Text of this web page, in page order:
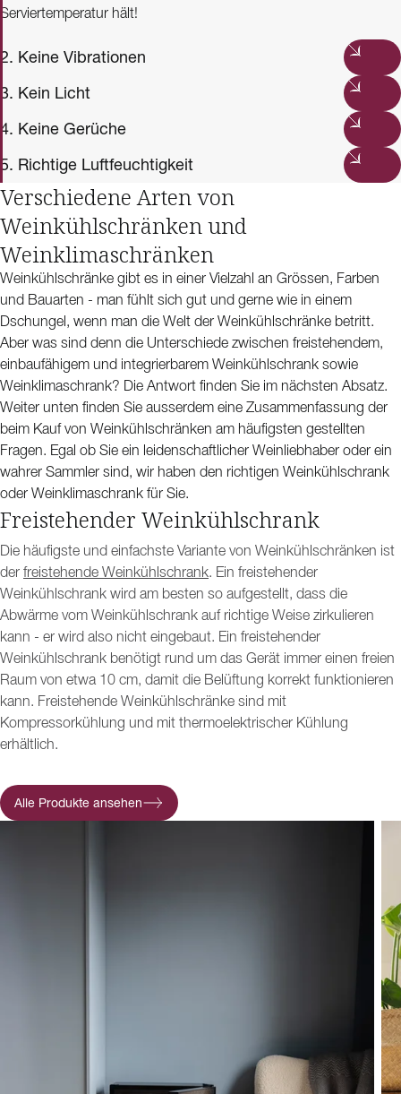
Serviertemperatur hält!
2. Keine Vibrationen
3. Kein Licht
4. Keine Gerüche
5. Richtige Luftfeuchtigkeit
Verschiedene Arten von
Weinkühlschränken und
Weinklimaschränken
Weinkühlschränke gibt es in einer Vielzahl an Grössen, Farben
und Bauarten - man fühlt sich gut und gerne wie in einem
Dschungel, wenn man die Welt der Weinkühlschränke betritt.
Aber was sind denn die Unterschiede zwischen freistehendem,
einbaufähigem und integrierbarem Weinkühlschrank sowie
Weinklimaschrank? Die Antwort finden Sie im nächsten Absatz.
Weiter unten finden Sie ausserdem eine Zusammenfassung der
beim Kauf von Weinkühlschränken am häufigsten gestellten
Fragen. Egal ob Sie ein leidenschaftlicher Weinliebhaber oder ein
wahrer Sammler sind, wir haben den richtigen Weinkühlschrank
oder Weinklimaschrank für Sie.
Freistehender Weinkühlschrank
Die häufigste und einfachste Variante von Weinkühlschränken ist
der freistehende Weinkühlschrank. Ein freistehender
Weinkühlschrank wird am besten so aufgestellt, dass die
Abwärme vom Weinkühlschrank auf richtige Weise zirkulieren
kann - er wird also nicht eingebaut. Ein freistehender
Weinkühlschrank benötigt rund um das Gerät immer einen freien
Raum von etwa 10 cm, damit die Belüftung korrekt funktionieren
kann. Freistehende Weinkühlschränke sind mit
Kompressorkühlung und mit thermoelektrischer Kühlung
erhältlich.
Alle Produkte ansehen